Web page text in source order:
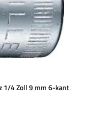
1/4 Zoll 9 mm 6-kant